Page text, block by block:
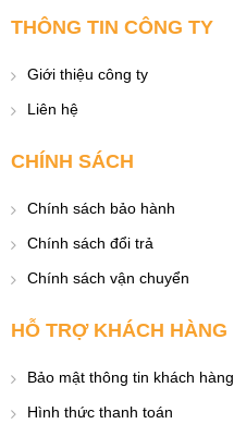
THÔNG TIN CÔNG TY
Giới thiệu công ty
Liên hệ
CHÍNH SÁCH
Chính sách bảo hành
Chính sách đổi trả
Chính sách vận chuyển
HỖ TRỢ KHÁCH HÀNG
Bảo mật thông tin khách hàng
Hình thức thanh toán